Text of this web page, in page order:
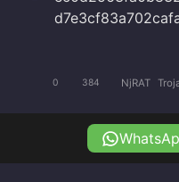
0 384 NjRAT